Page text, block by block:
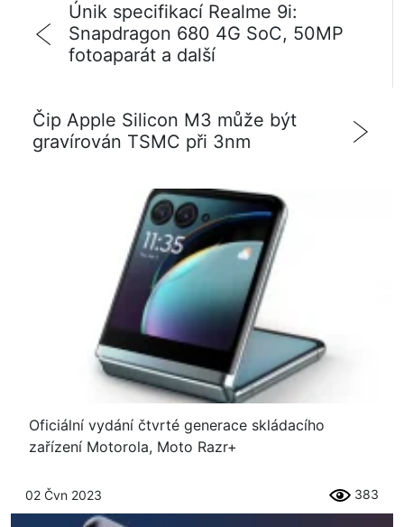
Únik specifikací Realme 9i:
Snapdragon 680 4G SoC, 50MP
fotoaparát a další
Čip Apple Silicon M3 může být
gravírován TSMC při 3nm
Oficiální vydání čtvrté generace skládacího
zařízení Motorola, Moto Razr+
02 Čvn 2023 383